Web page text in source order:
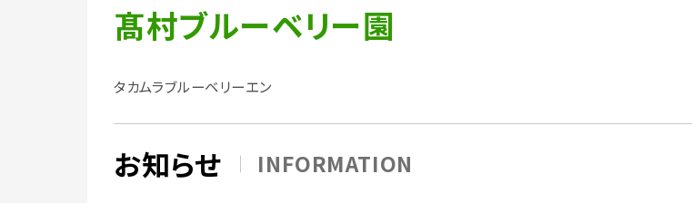
髙村ブルーベリー園
タカムラブルーベリーエン
お知らせ INFORMATION